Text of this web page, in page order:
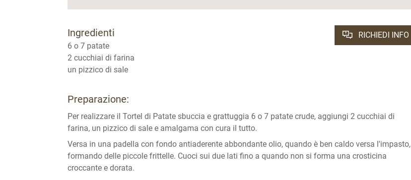
Ingredienti
6 o 7 patate
2 cucchiai di farina
un pizzico di sale
RICHIEDI INFO
Preparazione:
Per realizzare il Tortel di Patate sbuccia e grattuggia 6 o 7 patate crude, aggiungi 2 cucchiai di
farina, un pizzico di sale e amalgama con cura il tutto.
Versa in una padella con fondo antiaderente abbondante olio, quando è ben caldo versa l'impasto,
formando delle piccole frittelle. Cuoci sui due lati fino a quando non si forma una crosticina
croccante e dorata.